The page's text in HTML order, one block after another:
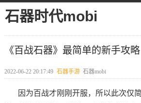
石器时代mobi
《百战石器》最简单的新手攻略
2022-06-22 20:17:49 石器手游 石器mobi
因为百战才刚刚开服，所以此次仅